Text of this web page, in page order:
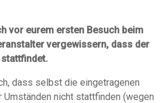
vor eurem ersten Besuch beim
vergewissern, dass der
dass selbst die eingetragenen
nicht stattfinden (wegen